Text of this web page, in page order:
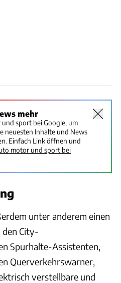
mehr
sport bei Google, um
neuesten Inhalte und News
Einfach Link öffnen und
motor und sport bei
unter anderem einen
den City-
Spurhalte-Assistenten,
Querverkehrswarner,
verstellbare und